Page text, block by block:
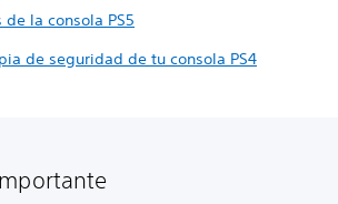
la consola PS5
de seguridad de tu consola PS4